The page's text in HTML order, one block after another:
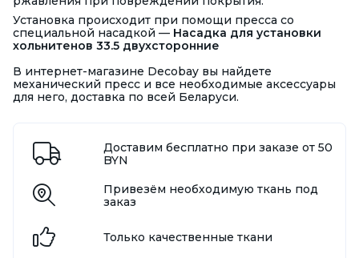
Установка происходит при помощи пресса со
специальной насадкой — Насадка для установки
хольнитенов 33.5 двухсторонние
В интернет-магазине Decobay вы найдете
механический пресс и все необходимые аксессуары
для него, доставка по всей Беларуси.
Доставим бесплатно при заказе от 50
BYN
Привезём необходимую ткань под
заказ
Только качественные ткани